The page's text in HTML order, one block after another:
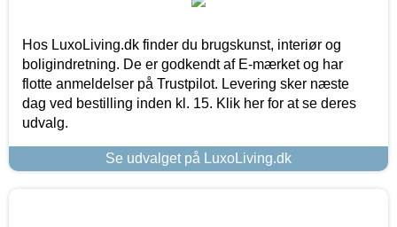
Hos LuxoLiving.dk finder du brugskunst, interiør og
boligindretning. De er godkendt af E-mærket og har
flotte anmeldelser på Trustpilot. Levering sker næste
dag ved bestilling inden kl. 15. Klik her for at se deres
udvalg.
Se udvalget på LuxoLiving.dk